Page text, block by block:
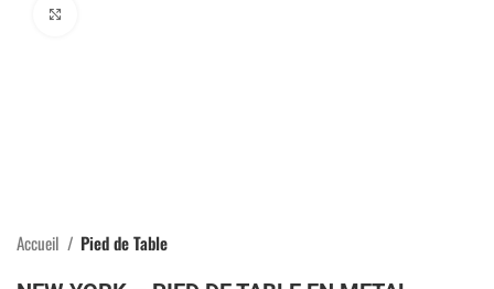
Accueil Pied de Table